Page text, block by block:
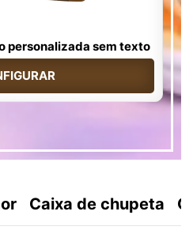
personalizada sem texto
Caixa de chupeta